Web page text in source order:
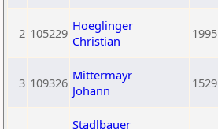
2 105229 Hoeglinger
Christian
1995
3 109326 Mittermayr
Johann
1529
Stadlbauer